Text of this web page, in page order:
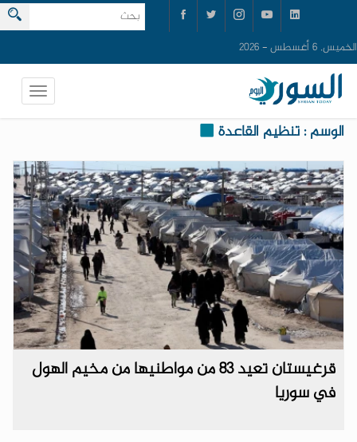
الخميس, 6 أغسطس - 2026
الوسم : تنظيم القاعدة
قرغيستان تعيد 83 من مواطنيها من مخيم الهول
في سوريا